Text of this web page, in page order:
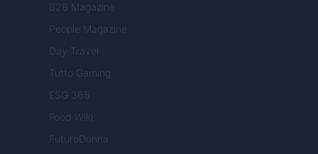
B2B Magazine
People Magazine
Day Travel
Tutto Gaming
ESG 365
Food Wiki
FuturoDonna